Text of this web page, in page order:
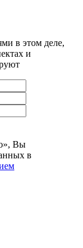
в этом деле,
и
Вы
в